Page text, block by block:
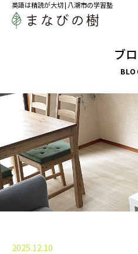
英語は精読が大切 | 八潮市の学習塾
ブ
2025.12.10